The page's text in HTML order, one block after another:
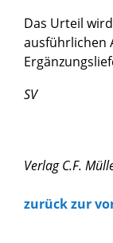
Das Urteil
ausführlichen
SV
Verlag C.F.
zurück zur